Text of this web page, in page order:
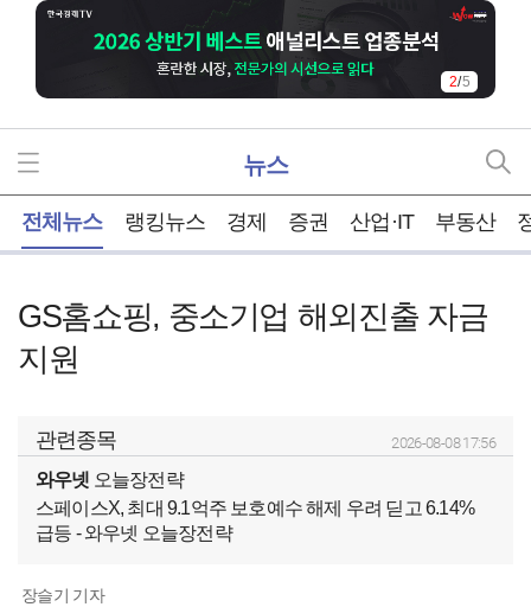
2/5
뉴스
전체뉴스 랭킹뉴스 경제 증권 산업·IT 부동산
GS홈쇼핑, 중소기업 해외진출 자금
지원
관련종목 2026-08-08 17:56
와우넷 오늘장전략
스페이스X, 최대 9.1억주 보호예수 해제 우려 딛고 6.14%
급등 - 와우넷 오늘장전략
장슬기 기자